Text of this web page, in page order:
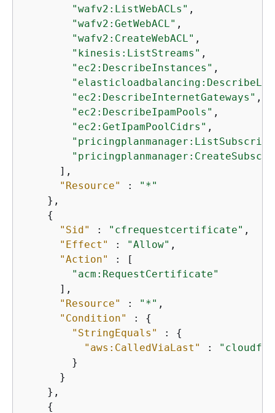
"wafv2:ListWebACLs" ,
"wafv2:GetWebACL" ,
"wafv2:CreateWebACL" ,
"kinesis:ListStreams" ,
"ec2:DescribeInstances" ,
"ec2:DescribeInternetGateways" ,
"ec2:DescribeIpamPools" ,
"ec2:GetIpamPoolCidrs" ,
      ],
"Resource"
:
"*"
    },
{
"Sid"
: "cfrequestcertificate" ,
"Effect"
: "Allow" ,
"Action"
: [
"acm:RequestCertificate"
      ],
"Resource"
: "*" ,
"Condition"
: {
"StringEquals"
: {
"aws:CalledViaLast"
:
        }
      }
    },
{